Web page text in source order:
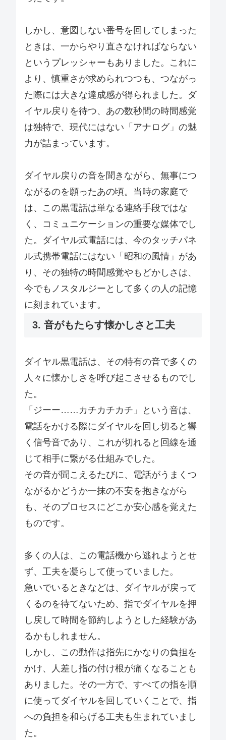
しかし、意図しない番号を回してしまった
ときは、一からやり直さなければならない
というプレッシャーもありました。これに
より、慎重さが求められつつも、つながっ
た際には大きな達成感が得られました。ダ
イヤル戻りを待つ、あの数秒間の時間感覚
は独特で、現代にはない「アナログ」の魅
力が詰まっています。
ダイヤル戻りの音を聞きながら、無事につ
ながるのを願ったあの頃。当時の家庭で
は、この黒電話は単なる連絡手段ではな
く、コミュニケーションの重要な媒体でし
た。ダイヤル式電話には、今のタッチパネ
ル式携帯電話にはない「昭和の風情」があ
り、その独特の時間感覚やもどかしさは、
今でもノスタルジーとして多くの人の記憶
に刻まれています。
3. 音がもたらす懐かしさと工夫
ダイヤル黒電話は、その特有の音で多くの
人々に懐かしさを呼び起こさせるものでし
た。
「ジーー……カチカチカチ」という音は、
電話をかける際にダイヤルを回し切ると響
く信号音であり、これが切れると回線を通
じて相手に繋がる仕組みでした。
その音が聞こえるたびに、電話がうまくつ
ながるかどうか一抹の不安を抱きながら
も、そのプロセスにどこか安心感を覚えた
ものです。
多くの人は、この電話機から逃れようとせ
ず、工夫を凝らして使っていました。
急いでいるときなどは、ダイヤルが戻って
くるのを待てないため、指でダイヤルを押
し戻して時間を節約しようとした経験があ
るかもしれません。
しかし、この動作は指先にかなりの負担を
かけ、人差し指の付け根が痛くなることも
ありました。その一方で、すべての指を順
に使ってダイヤルを回していくことで、指
への負担を和らげる工夫も生まれていまし
た。